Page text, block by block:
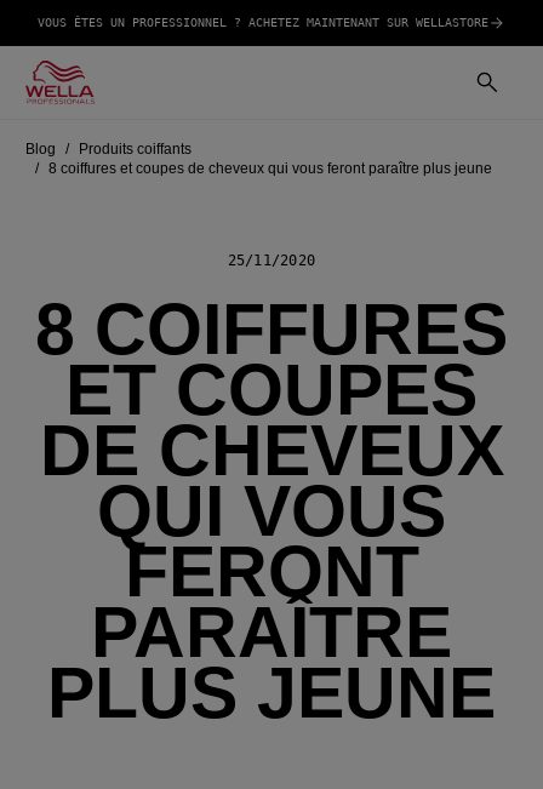
VOUS ÊTES UN PROFESSIONNEL ? ACHETEZ MAINTENANT SUR WELLASTORE
Blog
Produits coiffants
8 coiffures et coupes de cheveux qui vous feront paraître plus jeune
25/11/2020
8 COIFFURES
ET COUPES
DE CHEVEUX
QUI VOUS
FERONT
PARAÎTRE
PLUS JEUNE